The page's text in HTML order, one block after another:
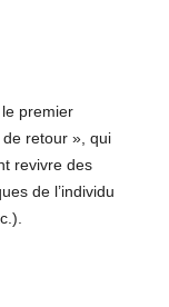
premier
retour », qui
revivre des
de l’individu